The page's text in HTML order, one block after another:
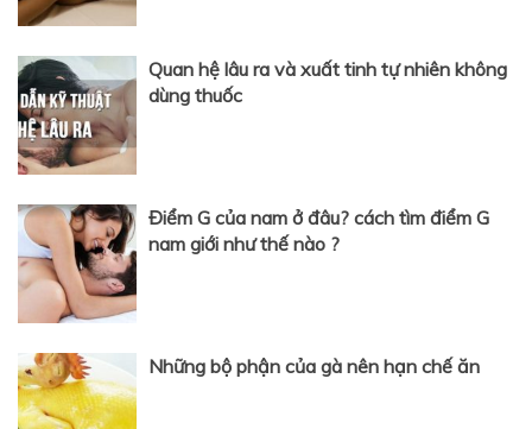
Quan hệ lâu ra và xuất tinh tự nhiên không
dùng thuốc
Điểm G của nam ở đâu? cách tìm điểm G
nam giới như thế nào ?
Những bộ phận của gà nên hạn chế ăn